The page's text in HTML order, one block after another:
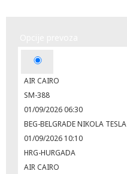
AIR CAIRO
SM-388
01/09/2026 06:30
BEG-BELGRADE NIKOLA TESLA
01/09/2026 10:10
HRG-HURGADA
AIR CAIRO